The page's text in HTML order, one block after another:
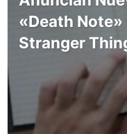
«Death
Stranger